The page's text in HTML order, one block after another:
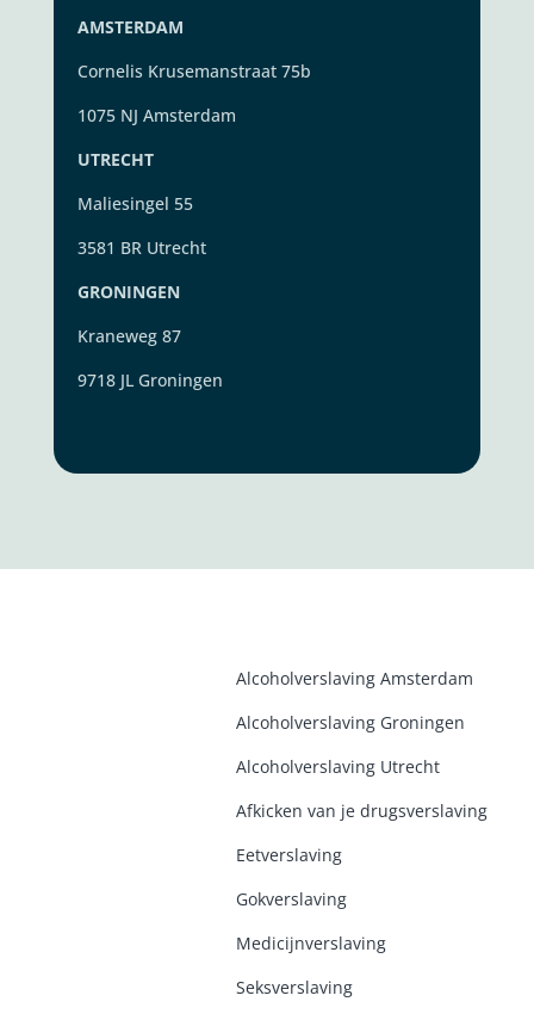
AMSTERDAM
Cornelis Krusemanstraat 75b
1075 NJ Amsterdam
UTRECHT
Maliesingel 55
3581 BR Utrecht
GRONINGEN
Kraneweg 87
9718 JL Groningen
Alcoholverslaving Amsterdam
Alcoholverslaving Groningen
Alcoholverslaving Utrecht
Afkicken van je drugsverslaving
Eetverslaving
Gokverslaving
Medicijnverslaving
Seksverslaving